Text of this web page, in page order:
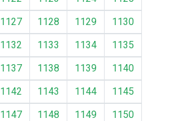
1127 1128 1129
1130
1132 1133 1134
1135
1137 1138 1139
1140
1142 1143 1144
1145
1147 1148 1149
1150